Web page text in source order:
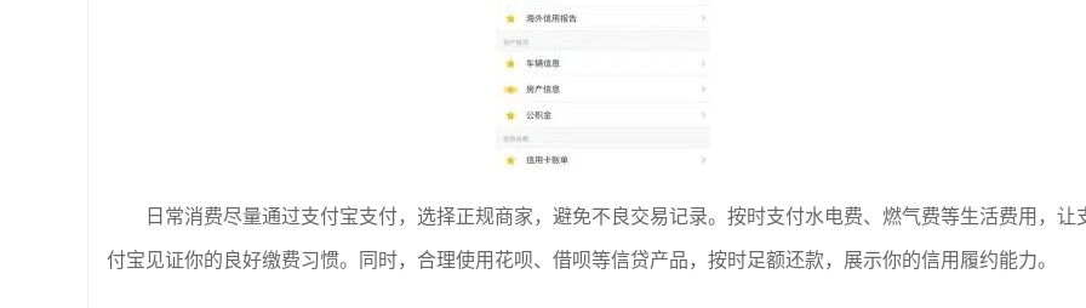
日常消费尽量通过支付宝支付，选择正规商家，避免不良交易记录。按时支付水电费、燃气费等生活费用，让
付宝见证你的良好缴费习惯。同时，合理使用花呗、借呗等信贷产品，按时足额还款，展示你的信用履约能力。